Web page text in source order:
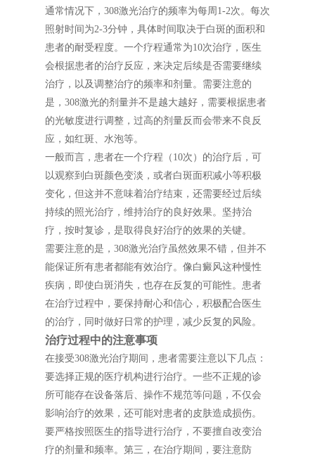
通常情况下，308激光治疗的频率为每周1-2次。每次
照射时间为2-3分钟，具体时间取决于白斑的面积和
患者的耐受程度。一个疗程通常为10次治疗，医生
会根据患者的治疗反应，来决定后续是否需要继续
治疗，以及调整治疗的频率和剂量。需要注意的
是，308激光的剂量并不是越大越好，需要根据患者
的光敏度进行调整，过高的剂量反而会带来不良反
应，如红斑、水泡等。
一般而言，患者在一个疗程（10次）的治疗后，可
以观察到白斑颜色变淡，或者白斑面积减小等积极
变化，但这并不意味着治疗结束，还需要经过后续
持续的照光治疗，维持治疗的良好效果。坚持治
疗，按时复诊，是取得良好治疗的效果的关键。
需要注意的是，308激光治疗虽然效果不错，但并不
能保证所有患者都能有效治疗。像白癜风这种慢性
疾病，即使白斑消失，也存在反复的可能性。患者
在治疗过程中，要保持耐心和信心，积极配合医生
的治疗，同时做好日常的护理，减少反复的风险。
治疗过程中的注意事项
在接受308激光治疗期间，患者需要注意以下几点：
要选择正规的医疗机构进行治疗。一些不正规的诊
所可能存在设备落后、操作不规范等问题，不仅会
影响治疗的效果，还可能对患者的皮肤造成损伤。
要严格按照医生的指导进行治疗，不要擅自改变治
疗的剂量和频率。第三，在治疗期间，要注意防